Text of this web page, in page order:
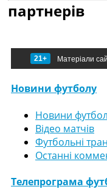
партнерів
21+ Матеріали
Новини футболу
Новини
Відео матчів
Футбольні
Останні
Телепрограма